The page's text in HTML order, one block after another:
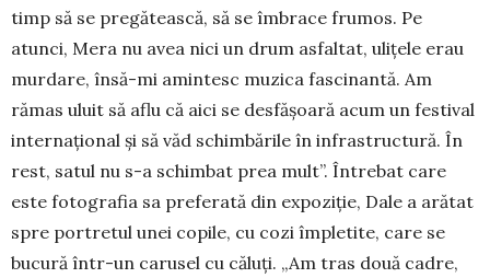
timp să se pregătească, să se îm­brace frumos. Pe
atunci, Mera nu avea nici un drum asfaltat, ulițele erau
murdare, însă-mi amin­tesc muzica fascinantă. Am
rămas uluit să aflu că aici se desfășoară acum un festival
internațional și să văd schimbările în infrastructură. În
rest, sa­tul nu s-a schimbat prea mult”. Întrebat care
este fotografia sa preferată din expoziție, Dale a arătat
spre portretul unei copile, cu cozi împletite, care se
bucură într-un carusel cu căluți. „Am tras două cadre,